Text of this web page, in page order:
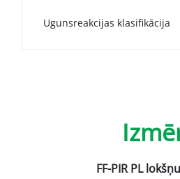
Ugunsreakcijas klasifikācija
FF-PIR PL